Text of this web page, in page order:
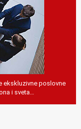
ekskluzivne poslovne
i sveta…